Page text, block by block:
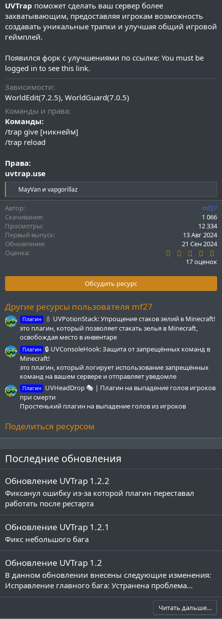
UVTrap поможет сделать ваш сервер более
захватывающим, предоставляя игрокам возможность
создавать уникальные трапки и улучшая общий игровой
геймплей.
Появился форк с улучшениями по ссылке: You must be
logged in to see this link.
Зависимости
WorldEdit(7.2.5), WorldGuard(7.0.5)
Команды и права
Команды:
/trap give [никнейм]
/trap reload
Права:
uvtrap.use
Р
е
к
ц
и
и
:
MayVan и vapgorillaz
Автор
mf27
Скачивания
1 066
Просмотры
12 334
Первый выпуск
13 Авг 2024
Обновление
21 Сен 2024
Оценка
5
9
в
17 оценок
Обсудить ресурс
Другие ресурсы пользователя mf27
Плагин
💧 UVPotionStack: Упрощение стаков зелий в Minecraft!
это плагин, который позволяет стакать зелья в Minecraft,
освобождая место в инвентаре
Плагин 🔒 UVConsoleHook: Защита от запрещённых команд в
Minecraft!
это плагин, который логирует использование запрещённых
команд на вашем сервере и отправляет уведомле
Плагин
UVHeadDrop 🎭 | Плагин на выпадение голов игроков
при смерти
Простенький плагин на выпадение голов из игроков
Поделиться ресурсом
Последние обновления
Обновление UVTrap 1.2.2
Фиксанул ошибку из-за которой плагин переставал
работать после рестарта
Обновление UVTrap 1.2.1
Фикс небольшого бага
Обновление UVTrap 1.2
В данном обновлении внесены следующие изменения:
Исправление главного бага: Устранена проблема...
Читать дальше…